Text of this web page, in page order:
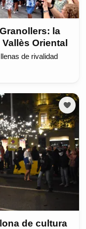
la
Oriental
de rivalidad
de cultura